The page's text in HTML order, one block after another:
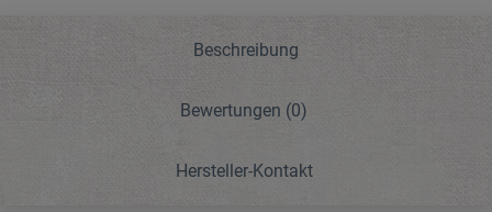
Beschreibung
Bewertungen (0)
Hersteller-Kontakt